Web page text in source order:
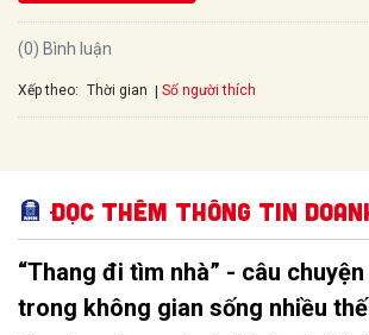
(0) Bình luận
Xếp theo: Thời gian Số người thích
Đọc thêm Thông tin
“Thang đi tìm nhà” - câu
trong không gian sống nhiều